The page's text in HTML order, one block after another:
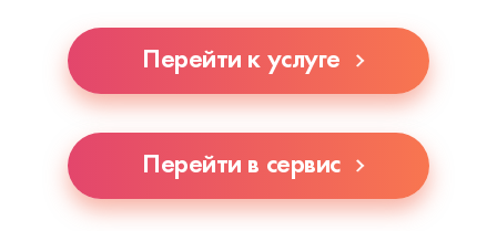
уточнять у ближайших МФЦ, принимают ли они
документы на регистрацию ИП, т.к. не все это
делают.
Перейти к услуге
Перейти в сервис